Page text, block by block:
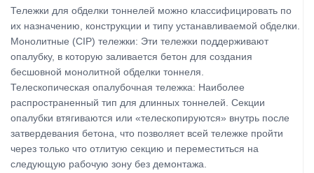
Тележки для обделки тоннелей можно классифицировать по
их назначению, конструкции и типу устанавливаемой обделки.
Монолитные (CIP) тележки: Эти тележки поддерживают
опалубку, в которую заливается бетон для создания
бесшовной монолитной обделки тоннеля.
Телескопическая опалубочная тележка: Наиболее
распространенный тип для длинных тоннелей. Секции
опалубки втягиваются или «телескопируются» внутрь после
затвердевания бетона, что позволяет всей тележке пройти
через только что отлитую секцию и переместиться на
следующую рабочую зону без демонтажа.